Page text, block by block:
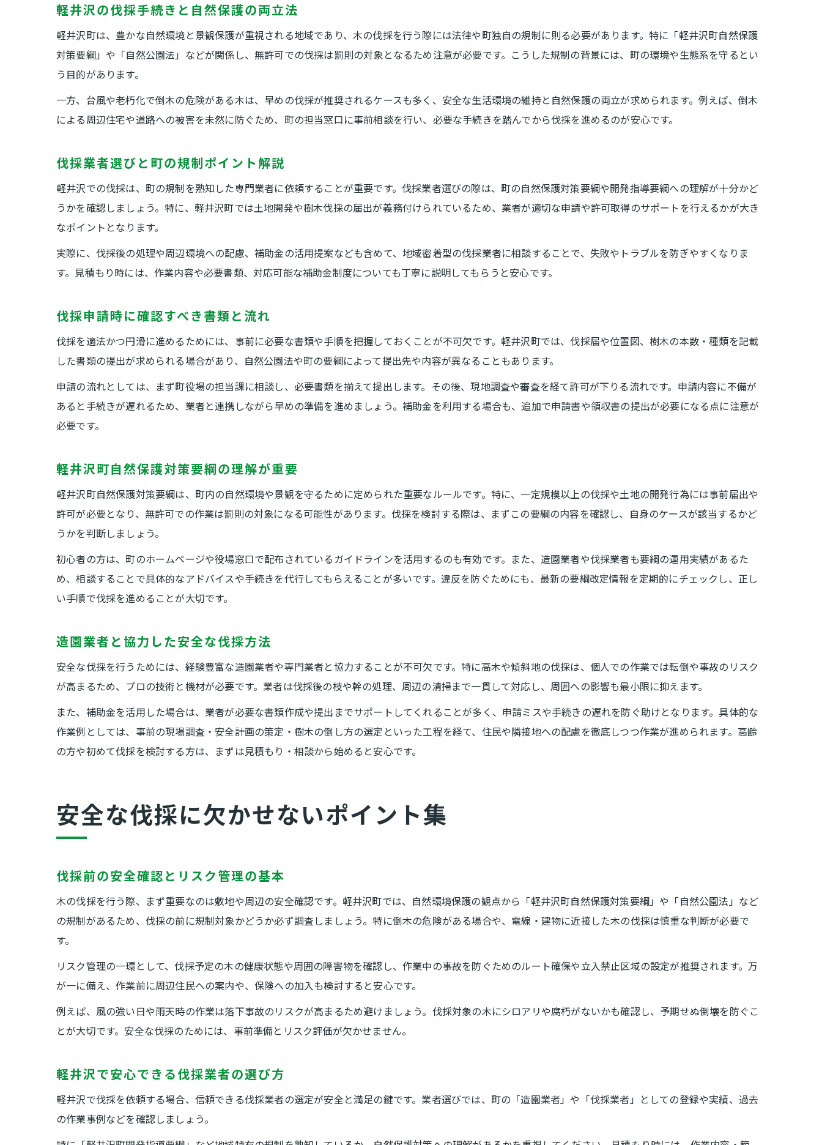
重機利用時の安全対策と注意事項
伐採補助金活用で費用負担を軽減する方法
伐採補助金の申請条件と流れを徹底解説
申請書類の準備と提出時の注意点
伐採後の実績報告と申請完了までの流れ
伐採を検討する前に知るべき規制
伐採に必要な事前協議と許可の流れ
自然公園法に基づく伐採規制の確認方法
自然公園法や要綱に基づく伐採対応
自然公園法と軽井沢町要綱の違いを解説
伐採許可申請時のポイントと書類整理法
自然保護と伐採適正化のバランスを考える
伐採後の植栽義務内容と守るべき基準
軽井沢町での植栽計画と申請手続き
伐採補助金申請と植栽手続きの連携法
造園業者と協力した植栽の進め方
軽井沢の伐採手続きと自然保護の両立法
軽井沢町は、豊かな自然環境と景観保護が重視される地域であり、木の伐採を行う際には法律や町独自の規制に則る必要があります。特に「軽井沢町自然保護
対策要綱」や「自然公園法」などが関係し、無許可での伐採は罰則の対象となるため注意が必要です。こうした規制の背景には、町の環境や生態系を守るとい
う目的があります。
一方、台風や老朽化で倒木の危険がある木は、早めの伐採が推奨されるケースも多く、安全な生活環境の維持と自然保護の両立が求められます。例えば、倒木
による周辺住宅や道路への被害を未然に防ぐため、町の担当窓口に事前相談を行い、必要な手続きを踏んでから伐採を進めるのが安心です。
伐採業者選びと町の規制ポイント解説
軽井沢での伐採は、町の規制を熟知した専門業者に依頼することが重要です。伐採業者選びの際は、町の自然保護対策要綱や開発指導要綱への理解が十分かど
うかを確認しましょう。特に、軽井沢町では土地開発や樹木伐採の届出が義務付けられているため、業者が適切な申請や許可取得のサポートを行えるかが大き
なポイントとなります。
実際に、伐採後の処理や周辺環境への配慮、補助金の活用提案なども含めて、地域密着型の伐採業者に相談することで、失敗やトラブルを防ぎやすくなりま
す。見積もり時には、作業内容や必要書類、対応可能な補助金制度についても丁寧に説明してもらうと安心です。
伐採申請時に確認すべき書類と流れ
伐採を適法かつ円滑に進めるためには、事前に必要な書類や手順を把握しておくことが不可欠です。軽井沢町では、伐採届や位置図、樹木の本数・種類を記載
した書類の提出が求められる場合があり、自然公園法や町の要綱によって提出先や内容が異なることもあります。
申請の流れとしては、まず町役場の担当課に相談し、必要書類を揃えて提出します。その後、現地調査や審査を経て許可が下りる流れです。申請内容に不備が
あると手続きが遅れるため、業者と連携しながら早めの準備を進めましょう。補助金を利用する場合も、追加で申請書や領収書の提出が必要になる点に注意が
必要です。
軽井沢町自然保護対策要綱の理解が重要
軽井沢町自然保護対策要綱は、町内の自然環境や景観を守るために定められた重要なルールです。特に、一定規模以上の伐採や土地の開発行為には事前届出や
許可が必要となり、無許可での作業は罰則の対象になる可能性があります。伐採を検討する際は、まずこの要綱の内容を確認し、自身のケースが該当するかど
うかを判断しましょう。
初心者の方は、町のホームページや役場窓口で配布されているガイドラインを活用するのも有効です。また、造園業者や伐採業者も要綱の運用実績があるた
め、相談することで具体的なアドバイスや手続きを代行してもらえることが多いです。違反を防ぐためにも、最新の要綱改定情報を定期的にチェックし、正し
い手順で伐採を進めることが大切です。
造園業者と協力した安全な伐採方法
安全な伐採を行うためには、経験豊富な造園業者や専門業者と協力することが不可欠です。特に高木や傾斜地の伐採は、個人での作業では転倒や事故のリスク
が高まるため、プロの技術と機材が必要です。業者は伐採後の枝や幹の処理、周辺の清掃まで一貫して対応し、周囲への影響も最小限に抑えます。
また、補助金を活用した場合は、業者が必要な書類作成や提出までサポートしてくれることが多く、申請ミスや手続きの遅れを防ぐ助けとなります。具体的な
作業例としては、事前の現場調査・安全計画の策定・樹木の倒し方の選定といった工程を経て、住民や隣接地への配慮を徹底しつつ作業が進められます。高齢
の方や初めて伐採を検討する方は、まずは見積もり・相談から始めると安心です。
安全な伐採に欠かせないポイント集
伐採前の安全確認とリスク管理の基本
木の伐採を行う際、まず重要なのは敷地や周辺の安全確認です。軽井沢町では、自然環境保護の観点から「軽井沢町自然保護対策要綱」や「自然公園法」など
の規制があるため、伐採の前に規制対象かどうか必ず調査しましょう。特に倒木の危険がある場合や、電線・建物に近接した木の伐採は慎重な判断が必要で
す。
リスク管理の一環として、伐採予定の木の健康状態や周囲の障害物を確認し、作業中の事故を防ぐためのルート確保や立入禁止区域の設定が推奨されます。万
が一に備え、作業前に周辺住民への案内や、保険への加入も検討すると安心です。
例えば、風の強い日や雨天時の作業は落下事故のリスクが高まるため避けましょう。伐採対象の木にシロアリや腐朽がないかも確認し、予期せぬ倒壊を防ぐこ
とが大切です。安全な伐採のためには、事前準備とリスク評価が欠かせません。
軽井沢で安心できる伐採業者の選び方
軽井沢で伐採を依頼する場合、信頼できる伐採業者の選定が安全と満足の鍵です。業者選びでは、町の「造園業者」や「伐採業者」としての登録や実績、過去
の作業事例などを確認しましょう。